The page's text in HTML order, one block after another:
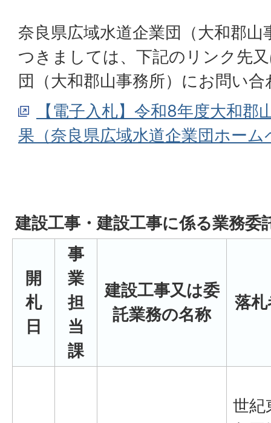
奈良県広域水道企業団（大和郡
つきましては、下記のリンク先
団（大和郡山事務所）にお問い
【電子入札】令和8年度大和郡
果（奈良県広域水道企業団ホーム
建設工事・建設工事に係る業務委
開
札
日
事
業
担
当
課
建設工事又は委
託業務の名称
落
世紀